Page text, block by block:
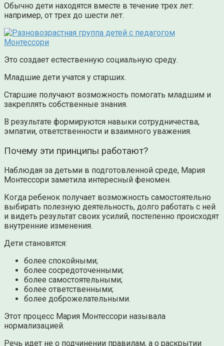
Обычно дети находятся вместе в течение трех лет:
например, от трех до шести лет.
Это создает естественную социальную среду.
Младшие дети учатся у старших.
Старшие получают возможность помогать младшим и
закреплять собственные знания.
В результате формируются навыки сотрудничества,
эмпатии, ответственности и взаимного уважения.
Почему эти принципы работают?
Наблюдая за детьми в подготовленной среде, Мария
Монтессори заметила интересный феномен.
Когда ребенок получает возможность самостоятельно
выбирать полезную деятельность, долго работать с ней
и видеть результат своих усилий, постепенно происходят
внутренние изменения.
Дети становятся:
более спокойными;
более сосредоточенными;
более самостоятельными;
более ответственными;
более доброжелательными.
Этот процесс Мария Монтессори называла
нормализацией.
Речь идет не о подчинении правилам, а о раскрытии